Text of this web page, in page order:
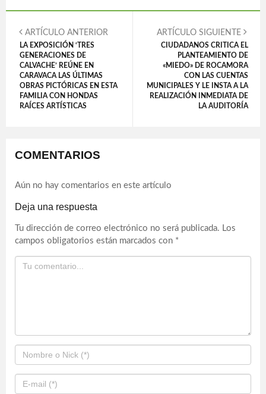
ARTÍCULO ANTERIOR
LA EXPOSICIÓN ‘TRES
GENERACIONES DE
CALVACHE’ REÚNE EN
CARAVACA LAS ÚLTIMAS
OBRAS PICTÓRICAS EN ESTA
FAMILIA CON HONDAS
RAÍCES ARTÍSTICAS
ARTÍCULO SIGUIENTE
CIUDADANOS CRITICA EL
PLANTEAMIENTO DE
«MIEDO» DE ROCAMORA
CON LAS CUENTAS
MUNICIPALES Y LE INSTA A LA
REALIZACIÓN INMEDIATA DE
LA AUDITORÍA
COMENTARIOS
Aún no hay comentarios en este artículo
Deja una respuesta
Tu dirección de correo electrónico no será publicada. Los
campos obligatorios están marcados con *